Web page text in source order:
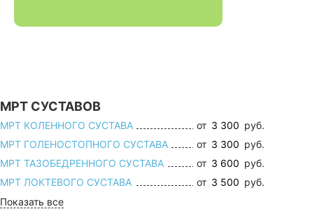
МРТ СУСТАВОВ
МРТ КОЛЕННОГО СУСТАВА от 3 300 руб.
МРТ ГОЛЕНОСТОПНОГО СУСТАВА
от 3 300 руб.
МРТ ТАЗОБЕДРЕННОГО СУСТАВА
от 3 600 руб.
МРТ ЛОКТЕВОГО СУСТАВА
от 3 500 руб.
Показать все